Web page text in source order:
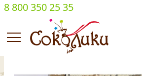
8 800 350 25 35